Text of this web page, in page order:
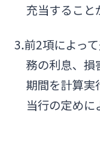
充当すること
3.前2項によっ
務の利息、損
期間を計算実
当行の定めに